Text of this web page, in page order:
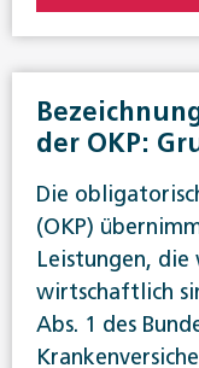
der OKP:
Die
(OKP)
Leistungen, die
wirtschaftlich
Abs. 1 des